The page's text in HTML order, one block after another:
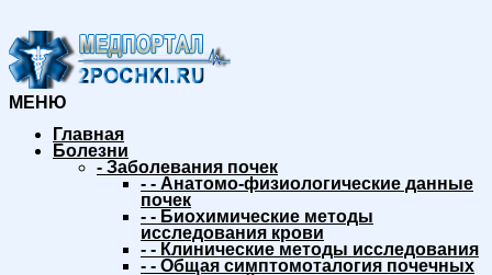
МЕНЮ
Главная
Болезни
- Заболевания почек
- - Анатомо-физиологические данные
почек
- - Биохимические методы
исследования крови
- - Клинические методы исследования
- - Общая симптомоталогия почечных